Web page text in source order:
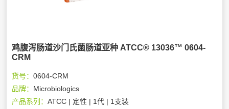
鸡腹泻肠道沙门氏菌肠道亚种 ATCC® 13036™ 0604-
CRM
货号：0604-CRM
品牌： Microbiologics
产品系列：ATCC | 定性 | 1代 | 1支装